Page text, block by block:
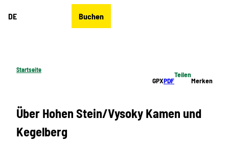
DE Buchen
Startseite
GPXPDF
Teilen
Merken
Über Hohen Stein/Vysoky Kamen und
Kegelberg